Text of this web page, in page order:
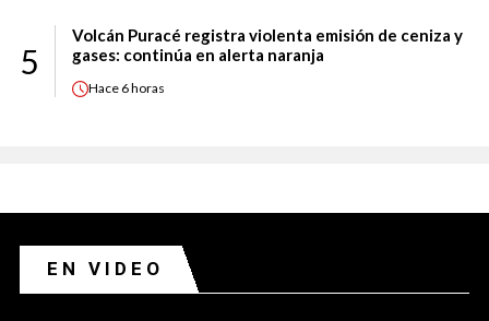
5
Volcán Puracé registra violenta emisión de ceniza y
gases: continúa en alerta naranja
Hace 6 horas
EN VIDEO